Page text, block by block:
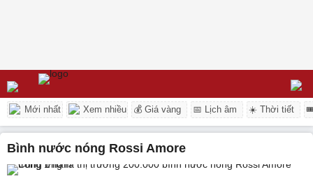
Mới nhất Xem nhiều 💰 Giá vàng 📅 Lịch âm ☀️ Thời tiết
Bình nước nóng Rossi Amore